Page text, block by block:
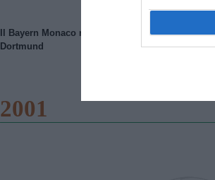
Il Bayern Monaco ridimensiona il Borussia
Dortmund
2001